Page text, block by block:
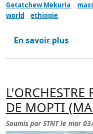
Getatchew Mekuria
world
ethiopie
En savoir plussur
DE MOPTI
Soumis par STNTle mar